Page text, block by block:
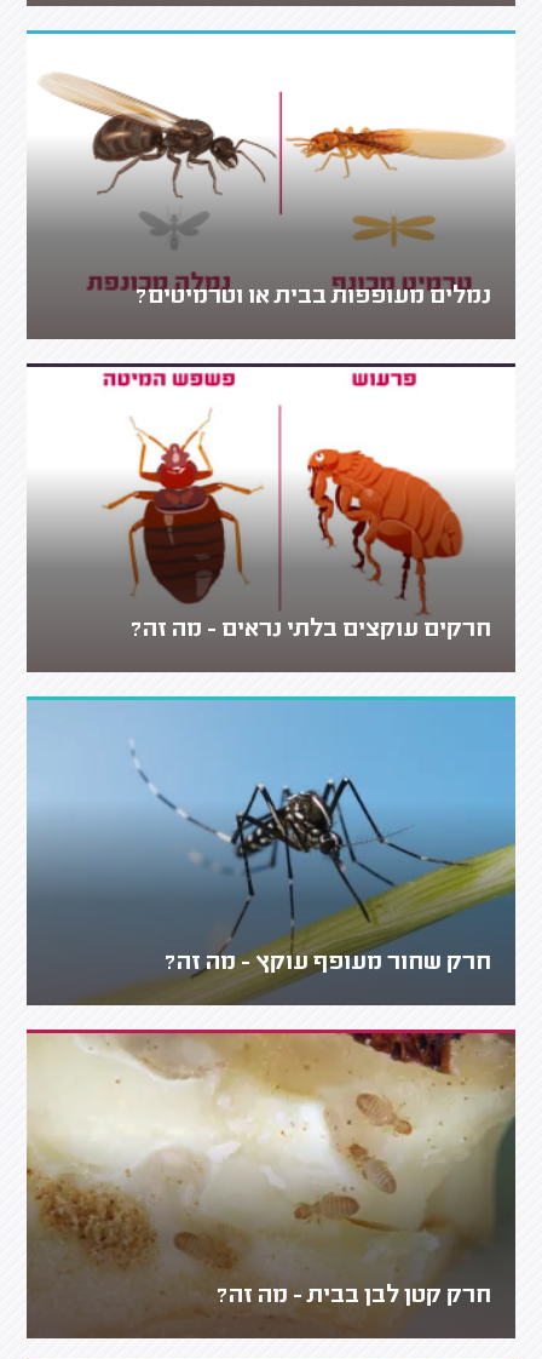
נמלים מעופפות בבית או וטרמיטים?
חרקים עוקצים בלתי נראים - מה זה?
חרק שחור מעופף עוקץ - מה זה?
חרק קטן לבן בבית - מה זה?